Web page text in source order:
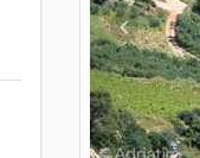
Previous